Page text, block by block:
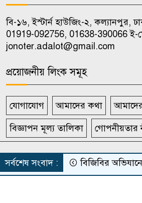
চেয়ে রুল
৯
বি-১৬, ইস্টার্ন হাউজিং-২, কল্যানপুর,
01919-092756, 01638-390066 ই-
jonoter.adalot@gmail.com
প্রয়োজনীয় লিংক সমূহ
যোগাযোগ আমাদের কথা
বিজ্ঞাপন মূল্য তালিকা গোপনীয়তার
সর্বস্বত্ব সংরক্ষিত দৈনিক
Theme Developed BY
সর্বশেষ সংবাদ : বিজিবির অভিযানে